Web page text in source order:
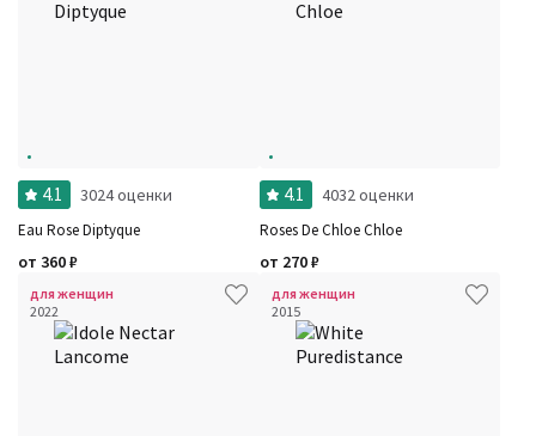
4.1 3024 оценки
Eau Rose Diptyque
от 360₽
4.1 4032 оценки
Roses De Chloe Chloe
от 270₽
для женщин
2022
для женщин
2015